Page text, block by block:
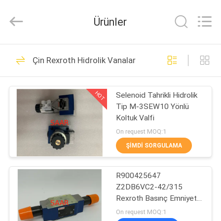
ÜRÜN:%
HAKKIMIZDA
FABRIKA
KALITE
Electronic
Limited.
Reserved.
Rexroth Hidrolik
Pompa
919
Rexroth Hidrolik
Vanalar
1032
Ürünler
Çin Rexroth Hidrolik Vanalar
HOT
Selenoid Tahrikli Hidrolik
Tip M-3SEW10 Yönlü
Koltuk Valfi
On request MOQ:1
ŞIMDI SORGULAMA
R900425647
Z2DB6VC2-42/315
Rexroth Basınç Emniyet
Valfi
On request MOQ:1